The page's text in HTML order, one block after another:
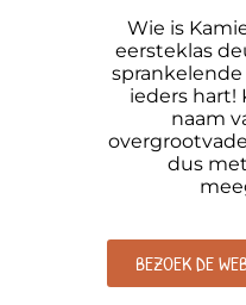
Wie is
eersteklas
ieders hart!
naam
dus
BEZOEK DE